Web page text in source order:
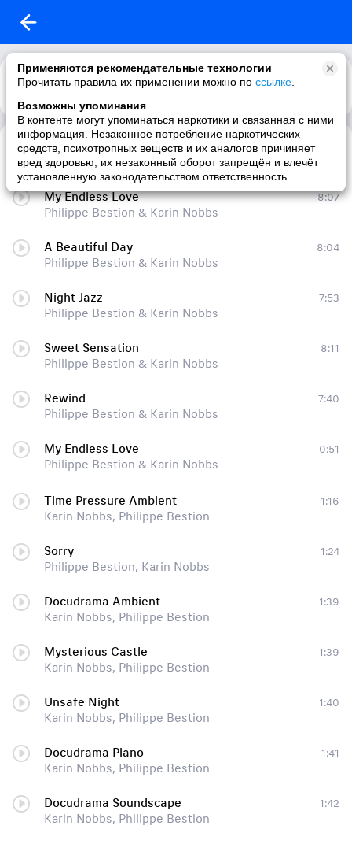
Применяются рекомендательные технологии
Прочитать правила их применении можно по ссылке
Возможны упоминания
В контенте могут упоминаться наркотики и связанная с ними
информация. Незаконное потребление наркотических
средств, психотропных веществ и их аналогов причиняет
вред здоровью, их незаконный оборот запрещён и влечёт
установленную законодательством ответственность
Morning light
Philippe Bestion & Karin Nobbs
My Endless Love
Philippe Bestion & Karin Nobbs
8:07
A Beautiful Day
Philippe Bestion & Karin Nobbs
8:04
Night Jazz
Philippe Bestion & Karin Nobbs
7:53
Sweet Sensation
Philippe Bestion & Karin Nobbs
8:11
Rewind
Philippe Bestion & Karin Nobbs
7:40
My Endless Love
Philippe Bestion & Karin Nobbs
0:51
Time Pressure Ambient
Karin Nobbs, Philippe Bestion
1:16
Sorry
Philippe Bestion, Karin Nobbs
1:24
Docudrama Ambient
Karin Nobbs, Philippe Bestion
1:39
Mysterious Castle
Karin Nobbs, Philippe Bestion
1:39
Unsafe Night
Karin Nobbs, Philippe Bestion
1:40
Docudrama Piano
Karin Nobbs, Philippe Bestion
1:41
Docudrama Soundscape
Karin Nobbs, Philippe Bestion
1:42